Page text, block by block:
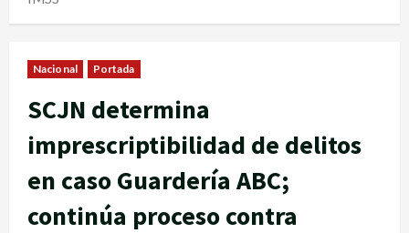
Nacional Portada
SCJN determina
imprescriptibilidad de delitos
en caso Guardería ABC;
continúa proceso contra